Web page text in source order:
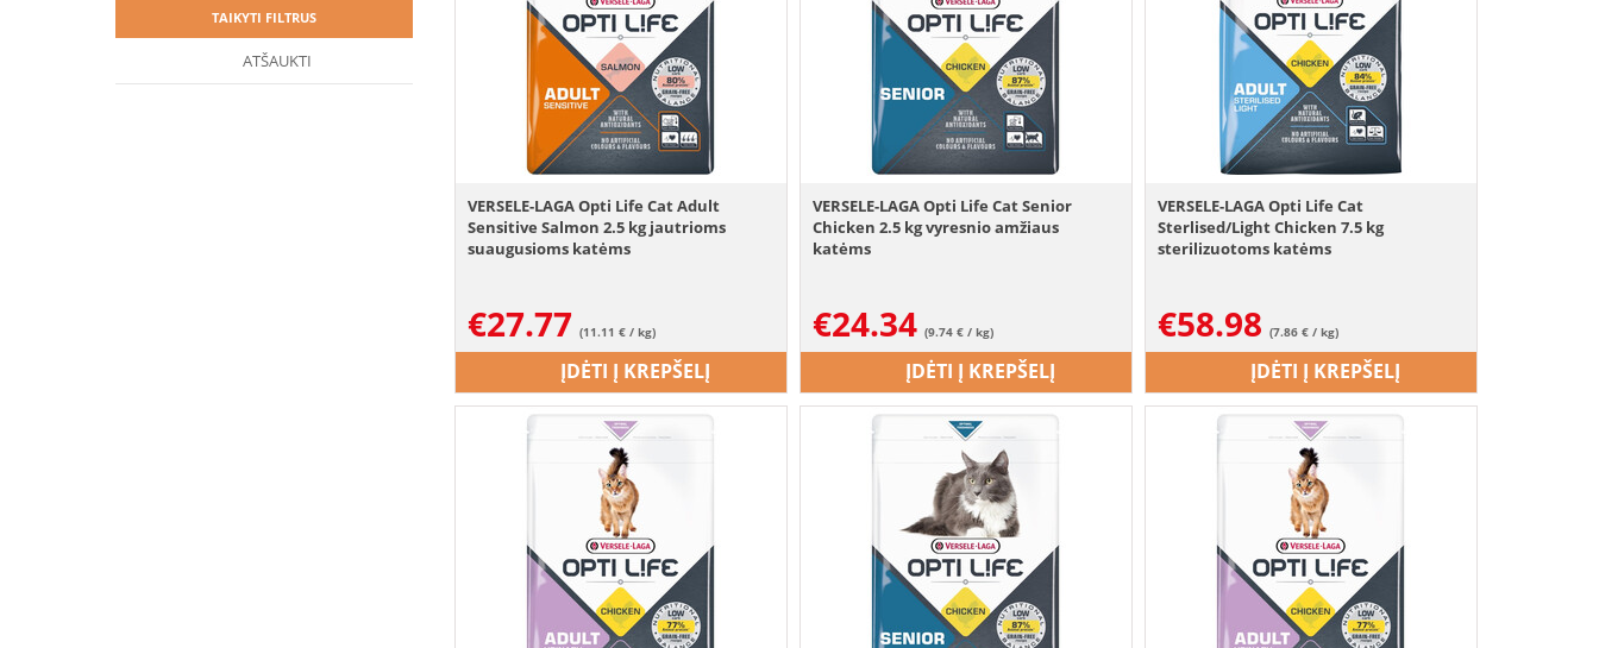
TAIKYTI FILTRUS
ATŠAUKTI
VERSELE-LAGA Opti Life Cat Adult
Sensitive Salmon 2.5 kg jautrioms
suaugusioms katėms
€27.77 (11.11 € / kg)
ĮDĖTI Į KREPŠELĮ
VERSELE-LAGA Opti Life Cat Senior
Chicken 2.5 kg vyresnio amžiaus
katėms
€24.34 (9.74 € / kg)
ĮDĖTI Į KREPŠELĮ
VERSELE-LAGA Opti Life Cat
Sterlised/Light Chicken 7.5 kg
sterilizuotoms katėms
€58.98 (7.86 € / kg)
ĮDĖTI Į KREPŠELĮ